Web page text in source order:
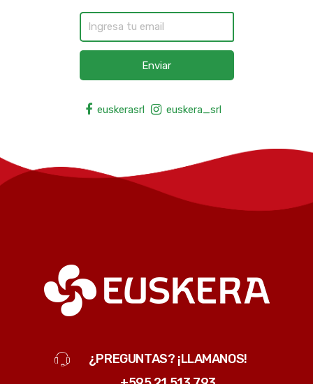
Enviar
euskerasrl euskera_srl
¿PREGUNTAS? ¡LLAMANOS!